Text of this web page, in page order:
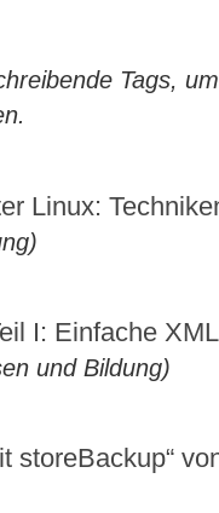
Tags,
Linux:
I: Einfache
und Bildung)
storeBackup“